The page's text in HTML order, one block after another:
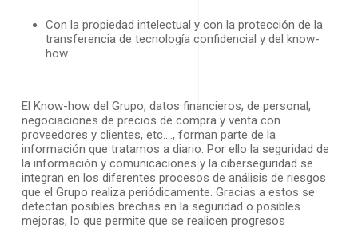
Con la propiedad intelectual y con la protección de la
transferencia de tecnología confidencial y del know-
how.
El Know-how del Grupo, datos financieros, de personal,
negociaciones de precios de compra y venta con
proveedores y clientes, etc.…, forman parte de la
información que tratamos a diario. Por ello la seguridad de
la información y comunicaciones y la ciberseguridad se
integran en los diferentes procesos de análisis de riesgos
que el Grupo realiza periódicamente. Gracias a estos se
detectan posibles brechas en la seguridad o posibles
mejoras, lo que permite que se realicen progresos